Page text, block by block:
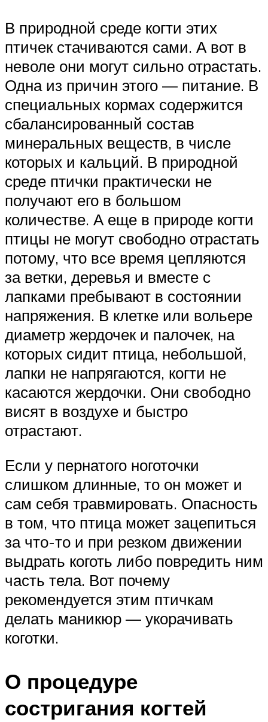
В природной среде когти этих
птичек стачиваются сами. А вот в
неволе они могут сильно отрастать.
Одна из причин этого — питание. В
специальных кормах содержится
сбалансированный состав
минеральных веществ, в числе
которых и кальций. В природной
среде птички практически не
получают его в большом
количестве. А еще в природе когти
птицы не могут свободно отрастать
потому, что все время цепляются
за ветки, деревья и вместе с
лапками пребывают в состоянии
напряжения. В клетке или вольере
диаметр жердочек и палочек, на
которых сидит птица, небольшой,
лапки не напрягаются, когти не
касаются жердочки. Они свободно
висят в воздухе и быстро
отрастают.
Если у пернатого ноготочки
слишком длинные, то он может и
сам себя травмировать. Опасность
в том, что птица может зацепиться
за что-то и при резком движении
выдрать коготь либо повредить ним
часть тела. Вот почему
рекомендуется этим птичкам
делать маникюр — укорачивать
коготки.
О процедуре
состригания когтей